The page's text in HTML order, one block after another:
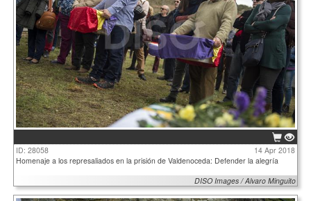
ID: 28058
14 Apr 2018
Homenaje a los represaliados en la prisión de Valdenoceda: Defender la alegría
DISO Images / Alvaro Minguito